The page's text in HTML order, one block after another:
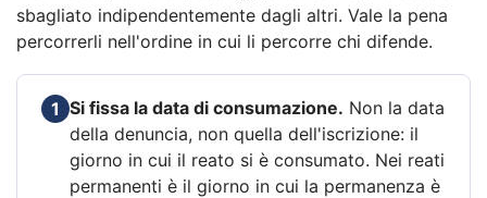
sbagliato indipendentemente dagli altri. Vale la pena
percorrerli nell'ordine in cui li percorre chi difende.
1 Si fissa la data di consumazione. Non la data
della denuncia, non quella dell'iscrizione: il
giorno in cui il reato si è consumato. Nei reati
permanenti è il giorno in cui la permanenza è